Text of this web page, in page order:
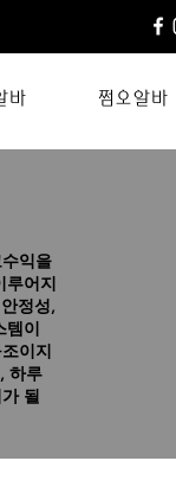
바 쩜오알바
익을
루어지
정성,
템이
이지
하루
될